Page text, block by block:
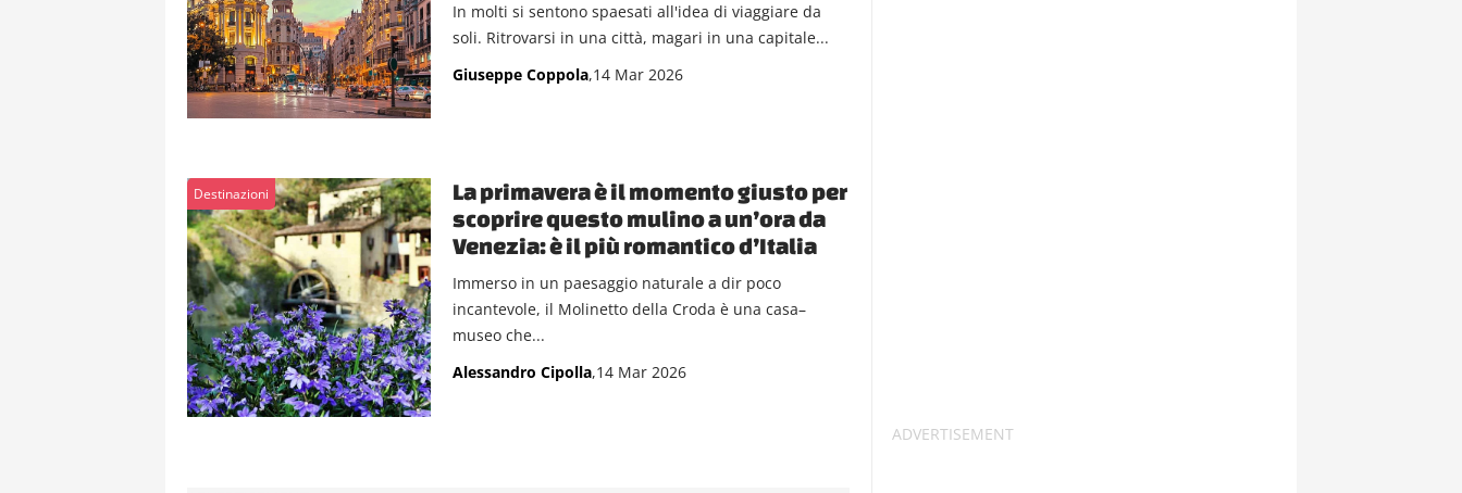
In molti si sentono spaesati all'idea di viaggiare da
soli. Ritrovarsi in una città, magari in una capitale...
Giuseppe Coppola,14 Mar 2026
Destinazioni
La primavera è il momento giusto per
scoprire questo mulino a un’ora da
Venezia: è il più romantico d’Italia
Immerso in un paesaggio naturale a dir poco
incantevole, il Molinetto della Croda è una casa–
museo che...
Alessandro Cipolla,14 Mar 2026